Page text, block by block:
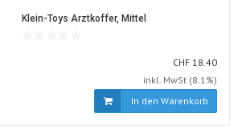
Klein-Toys Arztkoffer, Mittel
CHF CHF
18.40
inkl. MwSt (8.1%)
In den Warenkorb